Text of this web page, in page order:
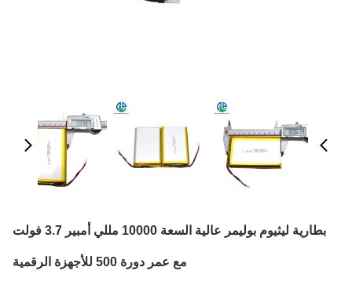
بطارية ليثيوم بوليمر عالية السعة 10000 مللي أمبير 3.7 فولت
مع عمر دورة 500 للأجهزة الرقمية